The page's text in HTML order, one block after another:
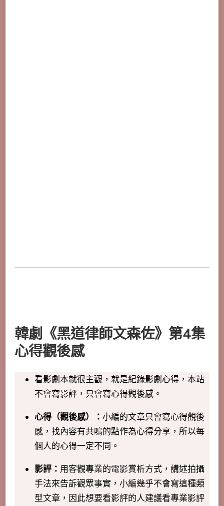
韓劇《黑道律師文森佐》第4集
心得觀後感
看影劇本就很主觀，就是紀錄影劇心得，本站
不會寫影評，只會寫心得觀後感。
心得（觀後感）： 小編的文章只會寫心得觀後
感，找內容有共鳴的點作為心得分享，所以每
個人的心得一定不同。
影評： 用客觀專業的電影賞析方式，講述拍攝
手法來告訴觀眾事實，小編幾乎不會寫這種類
型文章，因此想要看影評的人建議看專業影評